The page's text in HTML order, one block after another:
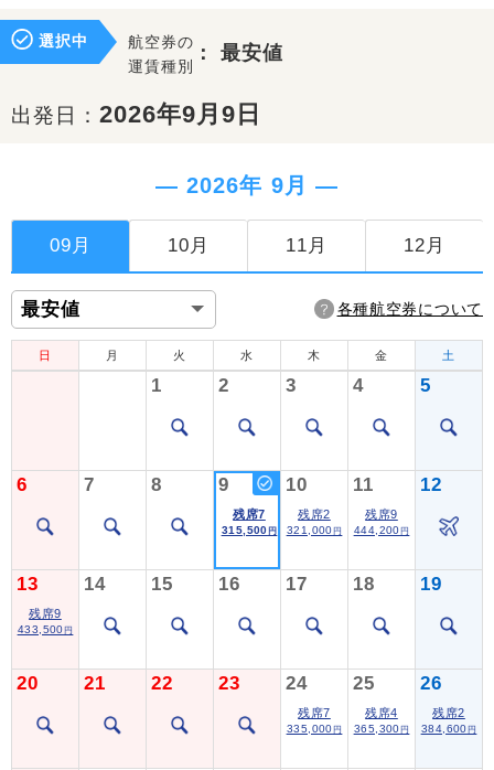
選択中
航空券の
運賃種別
：最安値
出発日： 2026年9月9日
― 2026年 9月 ―
09月 10月 11月 12月
各種航空券について
日 月 火 水 木 金 土
1 2 3 4 5
6 7 8 9
残席7
315,500 円
10
残席2
321,000 円
11
残席9
444,200 円
12
13
残席9
433,500 円
14 15 16 17 18 19
20 21 22 23 24
残席7
335,000 円
25
残席4
365,300 円
26
残席2
384,600 円